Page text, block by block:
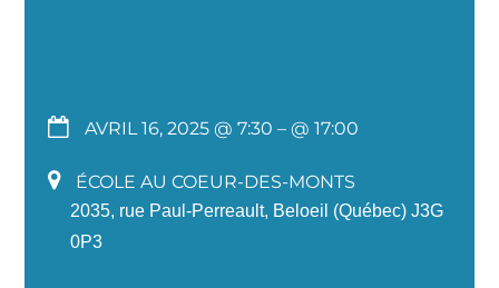
AVRIL 16, 2025 @ 7:30 – @ 17:00
ÉCOLE AU COEUR-DES-MONTS
2035, rue Paul-Perreault, Beloeil (Québec) J3G
0P3